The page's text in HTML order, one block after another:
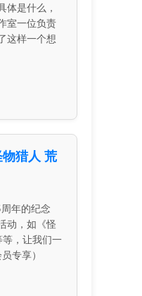
体是什么，
室一位负责
这样一个想
猎人 荒
年的纪念
动，如《怪
，让我们一
专享）